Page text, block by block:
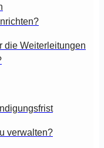
die Weiterleitungen
verwalten?